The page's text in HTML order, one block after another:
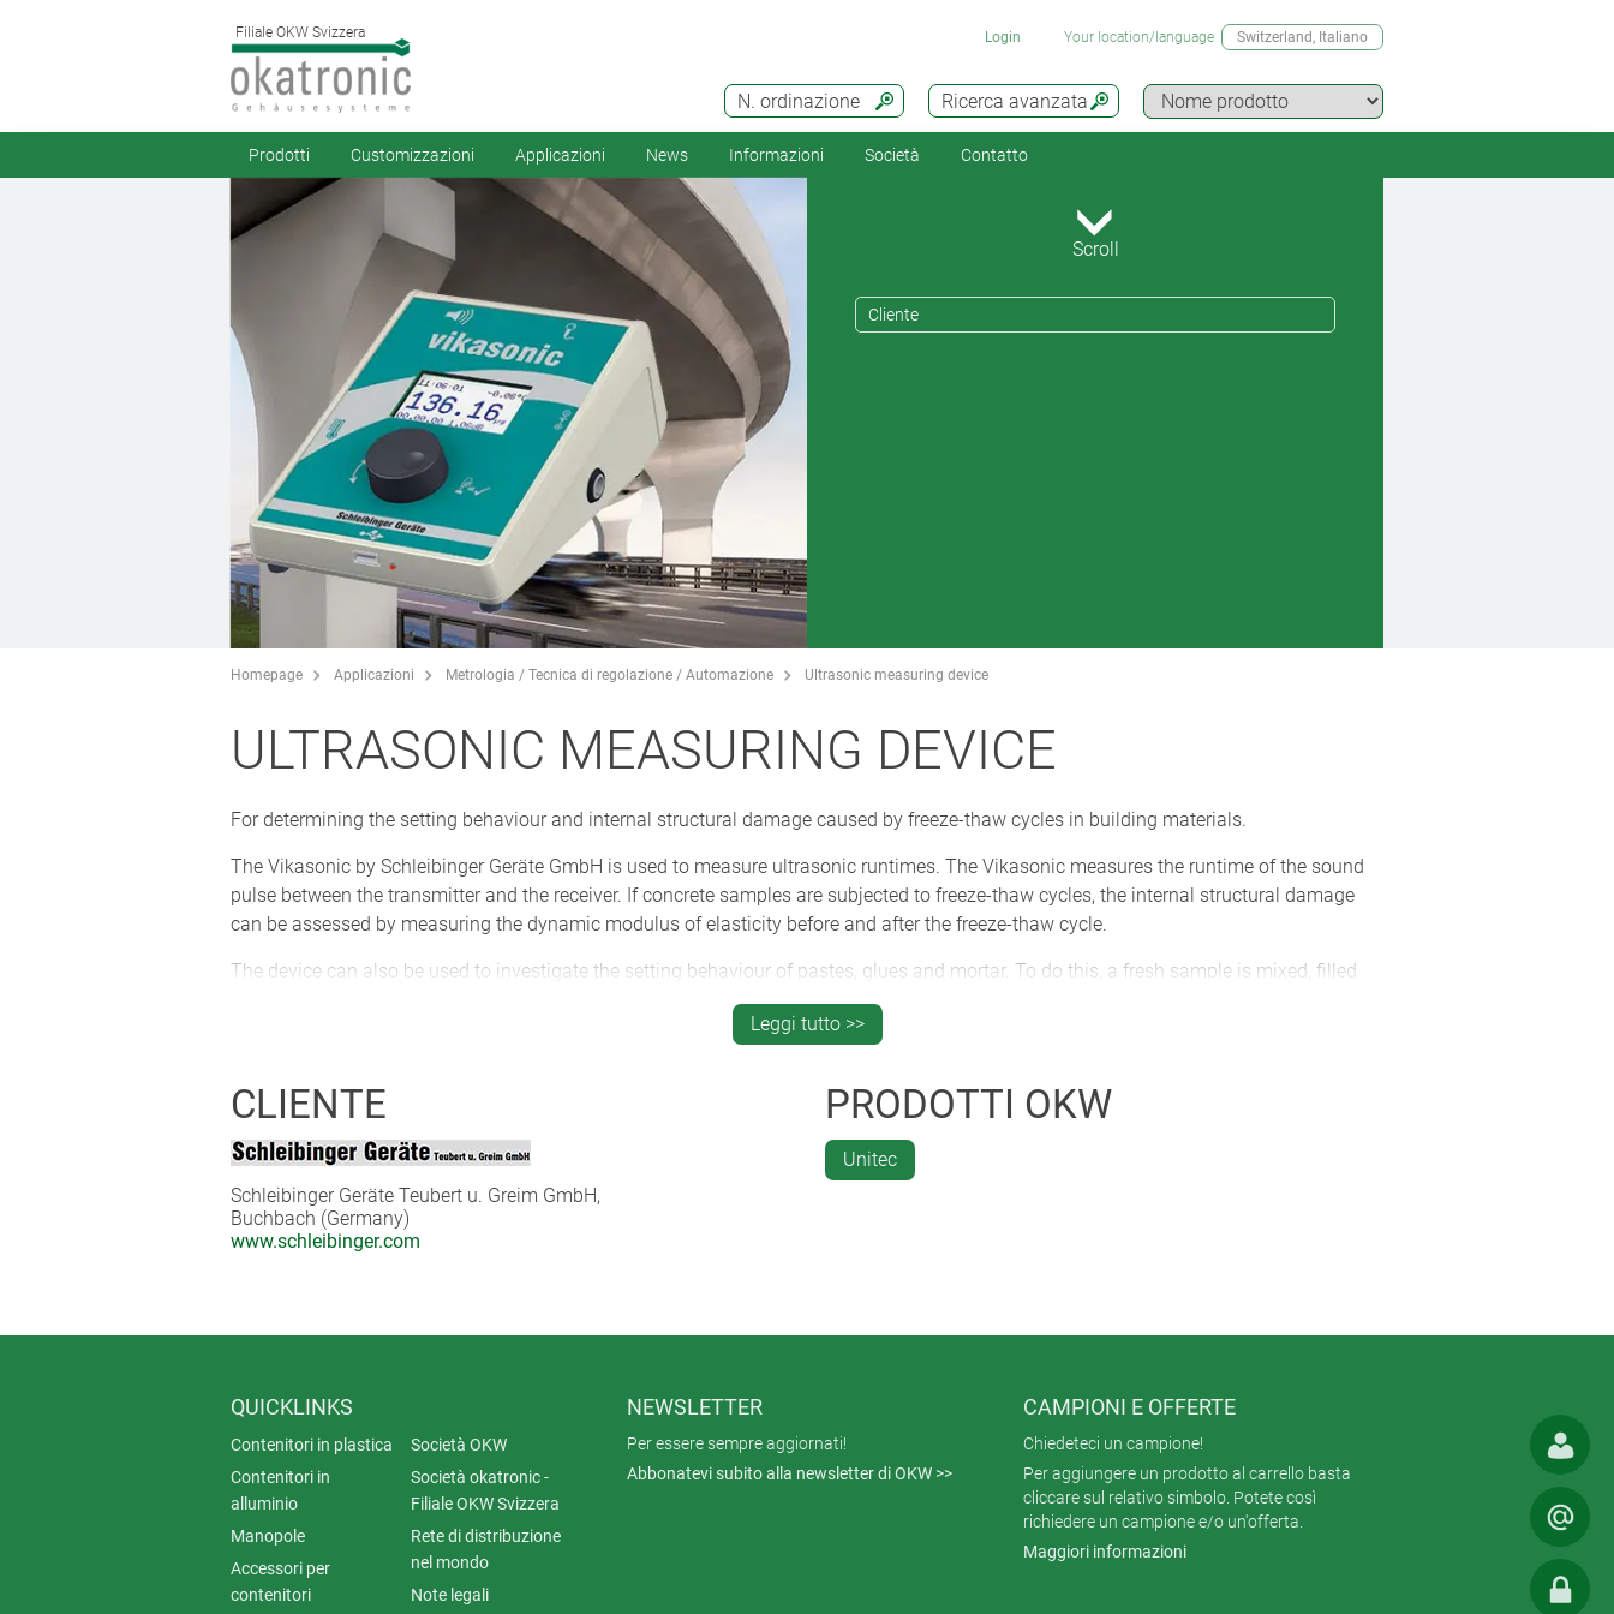
Filiale OKW Svizzera
Ricerca avanzata
N. ordinazione
Login Your location/language Switzerland, Italiano
Prodotti Customizzazioni Applicazioni News Informazioni Società Contatto
Scroll
Cliente
Homepage Applicazioni Metrologia / Tecnica di regolazione / Automazione Ultrasonic measuring device
ULTRASONIC MEASURING DEVICE
For determining the setting behaviour and internal structural damage caused by freeze-thaw cycles in building materials.
The Vikasonic by Schleibinger Geräte GmbH is used to measure ultrasonic runtimes. The Vikasonic measures the runtime of the sound
pulse between the transmitter and the receiver. If concrete samples are subjected to freeze-thaw cycles, the internal structural damage
can be assessed by measuring the dynamic modulus of elasticity before and after the freeze-thaw cycle.
The device can also be used to investigate the setting behaviour of pastes, glues and mortar. To do this, a fresh sample is mixed, filled
into the measuring cell provided for this purpose, and measurement is then started. The recording of the ultrasonic runtime over time
allows a statement to be made about the setting behaviour of materials.
Leggi tutto >>
CLIENTE
Schleibinger Geräte Teubert u. Greim GmbH,
Buchbach (Germany)
www.schleibinger.com
PRODOTTI OKW
Unitec
QUICKLINKS
Contenitori in plastica
Contenitori in
alluminio
Manopole
Accessori per
contenitori
Società OKW
Società okatronic -
Filiale OKW Svizzera
Rete di distribuzione
nel mondo
Note legali
NEWSLETTER
Per essere sempre aggiornati!
Abbonatevi subito alla newsletter di OKW >>
CAMPIONI E OFFERTE
Chiedeteci un campione!
Per aggiungere un prodotto al carrello basta
cliccare sul relativo simbolo. Potete così
richiedere un campione e/o un'offerta.
Maggiori informazioni